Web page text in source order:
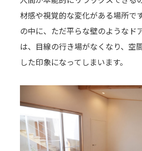
材感や視覚的な変化がある場所で
の中に、ただ平らな壁のようなド
は、目線の行き場がなくなり、空
した印象になってしまいます。